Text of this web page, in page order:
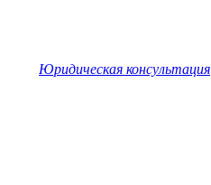
Юридическая консультация